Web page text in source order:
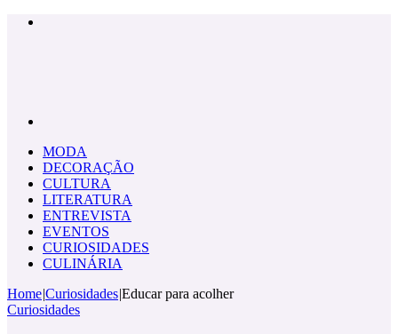
MODA
DECORAÇÃO
CULTURA
LITERATURA
ENTREVISTA
EVENTOS
CURIOSIDADES
CULINÁRIA
Home|Curiosidades|Educar para acolher
Curiosidades